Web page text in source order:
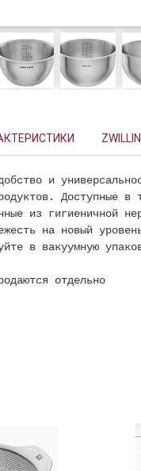
и
Доступные
из гигиеничной
на новый
в вакуумную
отдельно